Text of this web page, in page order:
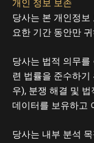
개인 정보 보존
당사는 본 개인정보
요한 기간 동안만
당사는 법적 의무
련 법률을 준수하기
우), 분쟁 해결 및
데이터를 보유하고
당사는 내부 분석